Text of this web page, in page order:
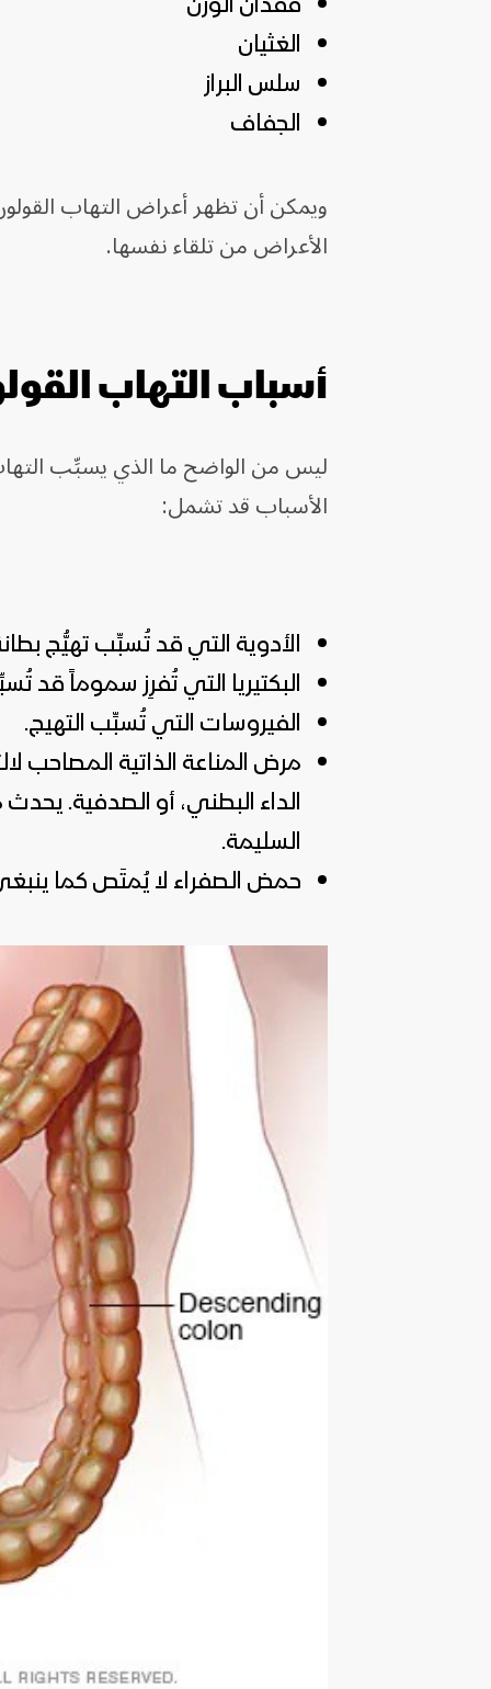
الغثيان
سلس البراز
الجفاف
ويمكن أن تظهر أعراض التهاب
الأعراض من تلقاء نفسها.
أسباب التهاب
ليس من الواضح ما الذي يسبِّب
الأسباب قد تشمل:
الأدوية التي قد تُسبِّب تهيُّج
البكتيريا التي تُفرِز سموماً قد
الفيروسات التي تُسبِّب التهيج.
مرض المناعة الذاتية المصاحب
الداء البطني، أو الصدفية.
السليمة.
حمض الصفراء لا يُمتَص كما